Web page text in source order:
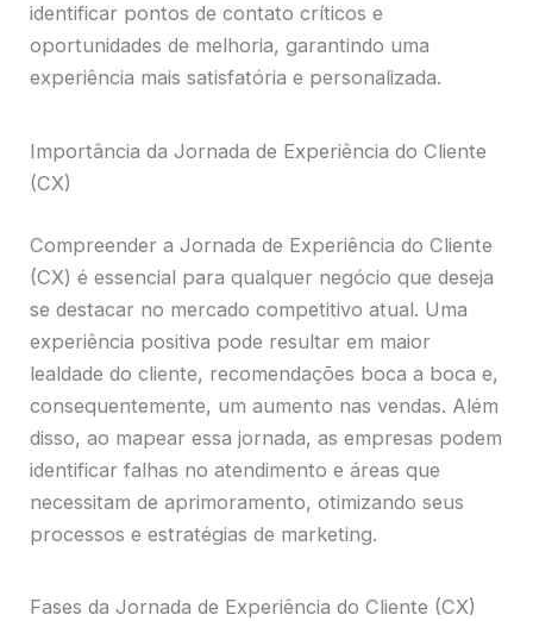
identificar pontos de contato críticos e
oportunidades de melhoria, garantindo uma
experiência mais satisfatória e personalizada.
Importância da Jornada de Experiência do Cliente
(CX)
Compreender a Jornada de Experiência do Cliente
(CX) é essencial para qualquer negócio que deseja
se destacar no mercado competitivo atual. Uma
experiência positiva pode resultar em maior
lealdade do cliente, recomendações boca a boca e,
consequentemente, um aumento nas vendas. Além
disso, ao mapear essa jornada, as empresas podem
identificar falhas no atendimento e áreas que
necessitam de aprimoramento, otimizando seus
processos e estratégias de marketing.
Fases da Jornada de Experiência do Cliente (CX)